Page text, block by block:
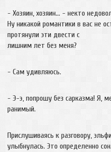
- Хозяин, хозяин… - некто
Ну никакой романтики в вас не
протянули эти двести с
лишним лет без меня?
- Сам удивляюсь.
- Э-э, попрошу без сарказма! Я,
ранимый.
Прислушиваясь к разговору,
улыбнулась. Это определенно